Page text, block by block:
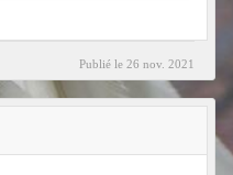
Publié le 26 nov. 2021